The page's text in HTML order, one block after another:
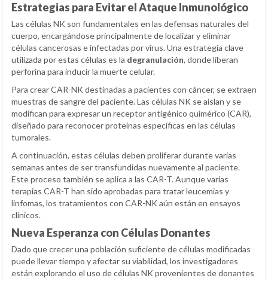
Estrategias para Evitar el Ataque Inmunológico
Las células NK son fundamentales en las defensas naturales del
cuerpo, encargándose principalmente de localizar y eliminar
células cancerosas e infectadas por virus. Una estrategia clave
utilizada por estas células es la degranulación, donde liberan
perforina para inducir la muerte celular.
Para crear CAR-NK destinadas a pacientes con cáncer, se extraen
muestras de sangre del paciente. Las células NK se aíslan y se
modifican para expresar un receptor antigénico quimérico (CAR),
diseñado para reconocer proteínas específicas en las células
tumorales.
A continuación, estas células deben proliferar durante varias
semanas antes de ser transfundidas nuevamente al paciente.
Este proceso también se aplica a las CAR-T. Aunque varias
terapias CAR-T han sido aprobadas para tratar leucemias y
linfomas, los tratamientos con CAR-NK aún están en ensayos
clínicos.
Nueva Esperanza con Células Donantes
Dado que crecer una población suficiente de células modificadas
puede llevar tiempo y afectar su viabilidad, los investigadores
están explorando el uso de células NK provenientes de donantes